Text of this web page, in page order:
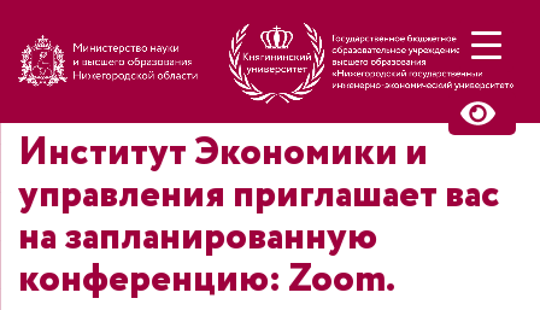
Институт Экономики и
управления приглашает вас
на запланированную
конференцию: Zoom.